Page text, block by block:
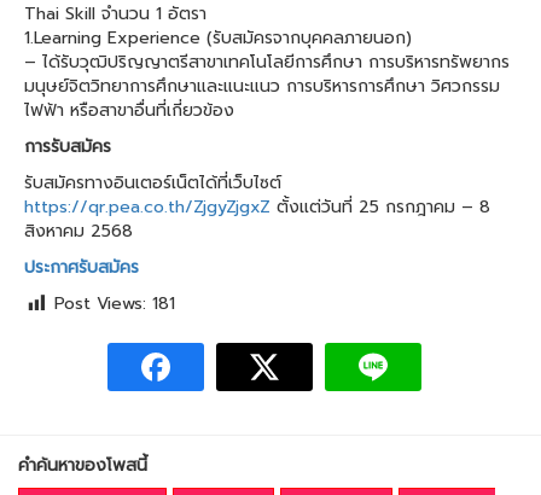
Thai Skill จำนวน 1 อัตรา
1.Learning Experience (รับสมัครจากบุคคลภายนอก)
– ได้รับวุฒิปริญญาตรีสาขาเทคโนโลยีการศึกษา การบริหารทรัพยากร
มนุษย์จิตวิทยาการศึกษาและแนะแนว การบริหารการศึกษา วิศวกรรม
ไฟฟ้า หรือสาขาอื่นที่เกี่ยวข้อง
การรับสมัคร
รับสมัครทางอินเตอร์เน็ตได้ที่เว็บไซต์
https://qr.pea.co.th/ZjgyZjgxZ ตั้งแต่วันที่ 25 กรกฎาคม – 8
สิงหาคม 2568
ประกาศรับสมัคร
Post Views: 181
คำค้นหาของโพสนี้